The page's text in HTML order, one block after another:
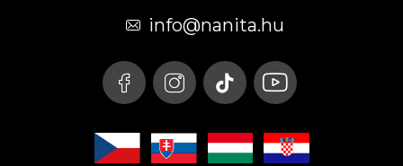
info@nanita.hu